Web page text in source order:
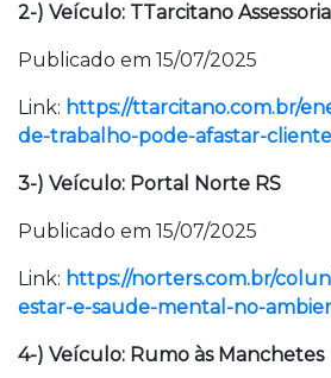
2-) Veículo: TTarcitano
Publicado em 15/07/2025
Link: https://ttarcitano.com.br/
de-trabalho-pode-afastar-
3-) Veículo: Portal Norte RS
Publicado em 15/07/2025
Link: https://norters.com.br/
estar-e-saude-mental-no-
4-) Veículo: Rumo às Manchetes